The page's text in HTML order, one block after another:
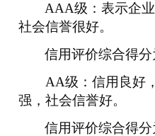
AAA级：表示企
社会信誉很好。
信用评价综合得
AA级：信用良好
强，社会信誉好。
信用评价综合得